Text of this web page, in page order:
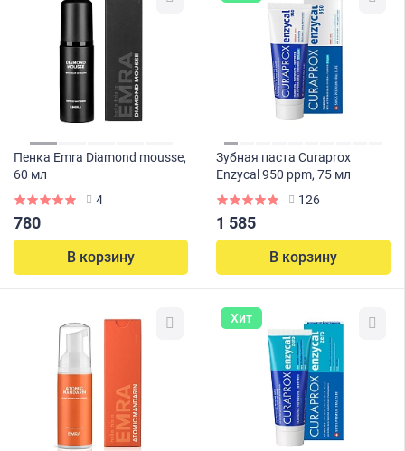
Пенка Emra Diamond mousse,
60 мл
4
780
В корзину
Зубная паста Curaprox
Enzycal 950 ppm, 75 мл
126
1 585
В корзину
Хит